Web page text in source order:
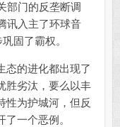
部门的反垄断调
讯入主了环球音
固了霸权。
的进化都出现了
胜劣汰，要么以丰
性为护城河，但反
一个恶例。